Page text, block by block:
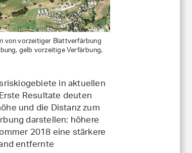
von vorzeitiger Blattverfärbung
gelb vorzeitige Verfärbung,
in aktuellen
Resultate deuten
und die Distanz zum
darstellen: höhere
2018 eine stärkere
entfernte